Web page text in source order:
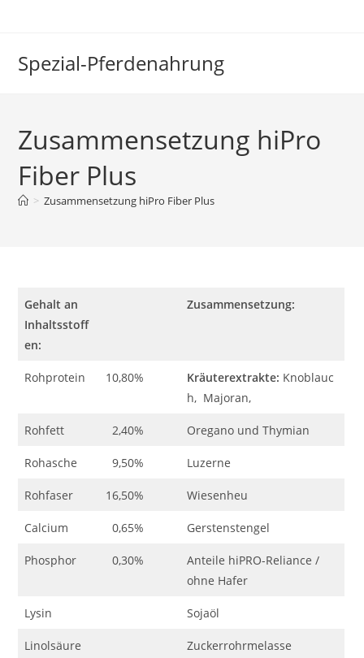
Spezial-Pferdenahrung
Zusammensetzung hiPro
Fiber Plus
> Zusammensetzung hiPro Fiber Plus
Gehalt an
Inhaltsstoff
en:
Zusammensetzung:
Rohprotein 10,80% Kräuterextrakte: Knoblauc
h, Majoran,
Rohfett 2,40% Oregano und Thymian
Rohasche 9,50% Luzerne
Rohfaser 16,50% Wiesenheu
Calcium 0,65% Gerstenstengel
Phosphor 0,30%
Anteile hiPRO-Reliance /
ohne Hafer
Lysin Sojaöl
Linolsäure Zuckerrohrmelasse